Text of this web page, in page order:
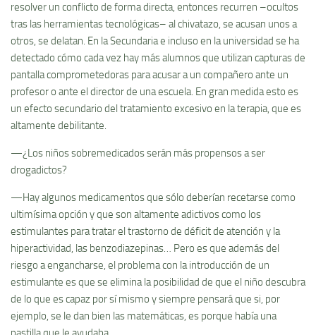
resolver un conflicto de forma directa, entonces recurren –ocultos
tras las herramientas tecnológicas– al chivatazo, se acusan unos a
otros, se delatan. En la Secundaria e incluso en la universidad se ha
detectado cómo cada vez hay más alumnos que utilizan capturas de
pantalla comprometedoras para acusar a un compañero ante un
profesor o ante el director de una escuela. En gran medida esto es
un efecto secundario del tratamiento excesivo en la terapia, que es
altamente debilitante.
—¿Los niños sobremedicados serán más propensos a ser
drogadictos?
—Hay algunos medicamentos que sólo deberían recetarse como
ultimísima opción y que son altamente adictivos como los
estimulantes para tratar el trastorno de déficit de atención y la
hiperactividad, las benzodiazepinas… Pero es que además del
riesgo a engancharse, el problema con la introducción de un
estimulante es que se elimina la posibilidad de que el niño descubra
de lo que es capaz por sí mismo y siempre pensará que si, por
ejemplo, se le dan bien las matemáticas, es porque había una